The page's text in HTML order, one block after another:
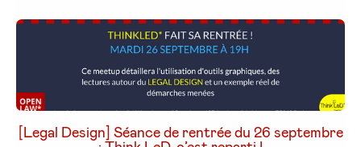
[Legal Design] Séance de rentrée du 26 septembre